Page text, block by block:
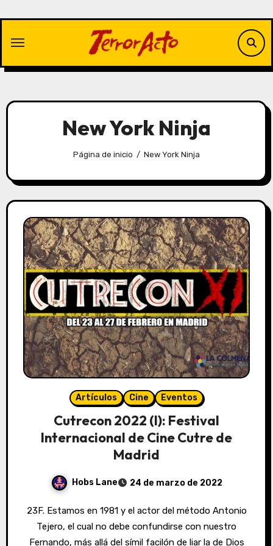
contenido
New York Ninja
Página de inicio New York Ninja
Artículos Cine Eventos
Cutrecon 2022 (I): Festival
Internacional de Cine Cutre de
Madrid
Hobs Lane 24 de marzo de 2022
23F. Estamos en 1981 y el actor del método Antonio
Tejero, el cual no debe confundirse con nuestro
Fernando, más allá del símil facilón de liar la de Dios